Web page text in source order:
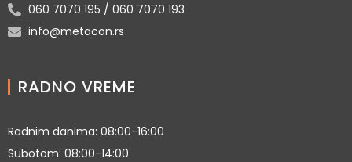
060 7070 195 / 060 7070 193
info@metacon.rs
RADNO VREME
Radnim danima: 08:00-16:00
Subotom: 08:00-14:00